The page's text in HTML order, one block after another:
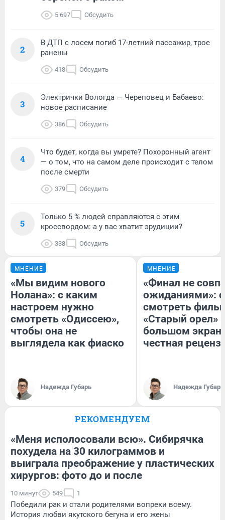
5 697 Обсудить
2
В ДТП с лосем погиб 17-летний пассажир, трое
ранены
418 Обсудить
3
Электрички Вологда — Череповец и Бабаево:
новое расписание
386 Обсудить
4
Что будет, когда вы умрете? Похоронный агент
— о том, что на самом деле происходит с телом
после смерти
379 Обсудить
5
Только 5 % людей справляются с этим
кроссвордом: а у вас хватит эрудиции?
338 Обсудить
МНЕНИЕ
«Мы видим нового
Нолана»: с каким
настроем нужно
смотреть «Одиссею»,
чтобы она не
выглядела как фиаско
Надежда Губарь
МНЕНИЕ
«Финал не
ожиданиями»:
смотреть
«Старый орел»
большом
честная
Надежда Губарь
РЕКОМЕНДУЕМ
«Меня исполосовали всю». Сибирячка
похудела на 30 килограммов и
выиграла преображение у пластических
хирургов: фото до и после
10 минут 549 1
Победили рак и стали родителями вопреки всему.
История любви якутского бегуна и его жены